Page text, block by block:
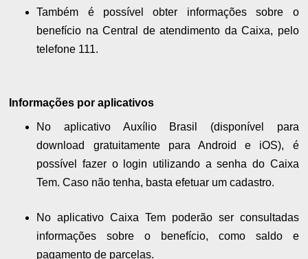
Também é possível obter informações sobre o
benefício na Central de atendimento da Caixa, pelo
telefone 111.
Informações por aplicativos
No aplicativo Auxílio Brasil (disponível para
download gratuitamente para Android e iOS), é
possível fazer o login utilizando a senha do Caixa
Tem. Caso não tenha, basta efetuar um cadastro.
No aplicativo Caixa Tem poderão ser consultadas
informações sobre o benefício, como saldo e
pagamento de parcelas.